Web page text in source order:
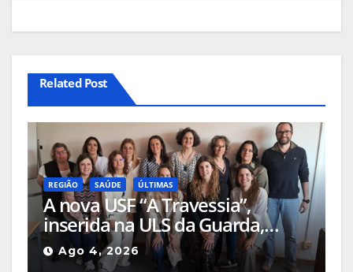
Related Post
REGIÃO SAÚDE ÚLTIMAS
A nova USF “A Travessia”,
inserida na ULS da Guarda,
passa a garantir cobertura total
de cuidados de saúde em
Ago 4, 2026